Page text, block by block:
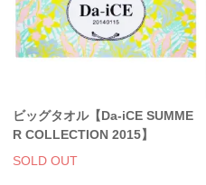
ビッグタオル【Da-iCE SUMME
R COLLECTION 2015】
SOLD OUT